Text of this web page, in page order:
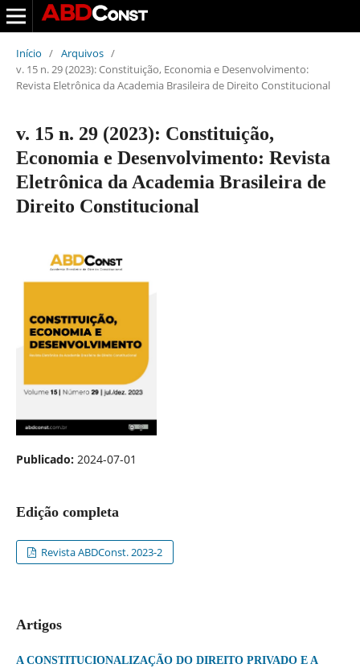
Início / Arquivos /
v. 15 n. 29 (2023): Constituição, Economia e Desenvolvimento:
Revista Eletrônica da Academia Brasileira de Direito Constitucional
v. 15 n. 29 (2023): Constituição,
Economia e Desenvolvimento: Revista
Eletrônica da Academia Brasileira de
Direito Constitucional
Publicado: 2024-07-01
Edição completa
Revista ABDConst. 2023-2
Artigos
A CONSTITUCIONALIZAÇÃO DO DIREITO PRIVADO E A